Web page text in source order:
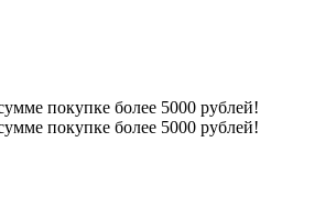
покупке более 5000 рублей!
покупке более 5000 рублей!